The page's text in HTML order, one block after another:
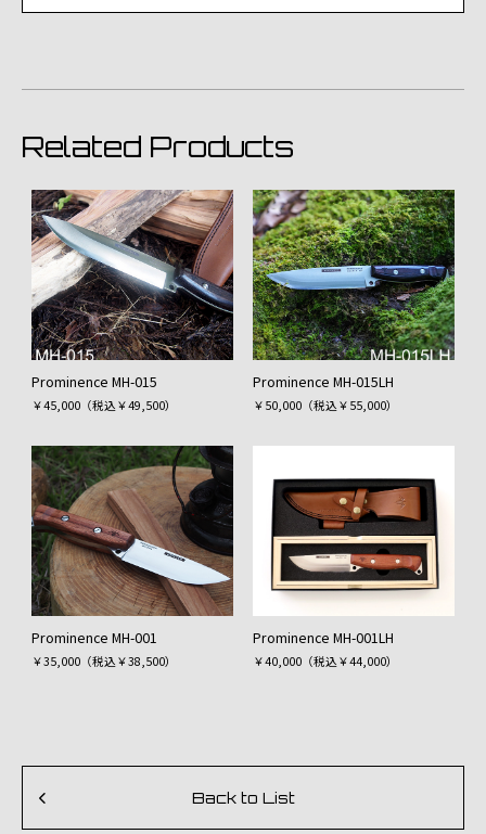
Related Products
Prominence MH-015
￥45,000（税込￥49,500）
Prominence MH-015LH
￥50,000（税込￥55,000）
Prominence MH-001
￥35,000（税込￥38,500）
Prominence MH-001LH
￥40,000（税込￥44,000）
Back to List